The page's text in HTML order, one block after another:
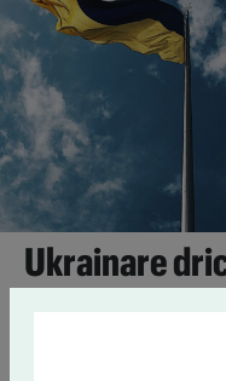
Ukrainare
positivt
Trots
som tagit till flaskan för